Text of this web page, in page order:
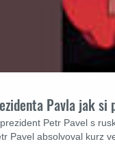
Pavla jak
Petr Pavel s
Pavel absolvoval kurz